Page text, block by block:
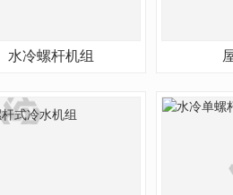
水冷螺杆机组